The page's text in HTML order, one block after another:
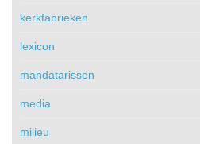
kerkfabrieken
lexicon
mandatarissen
media
milieu